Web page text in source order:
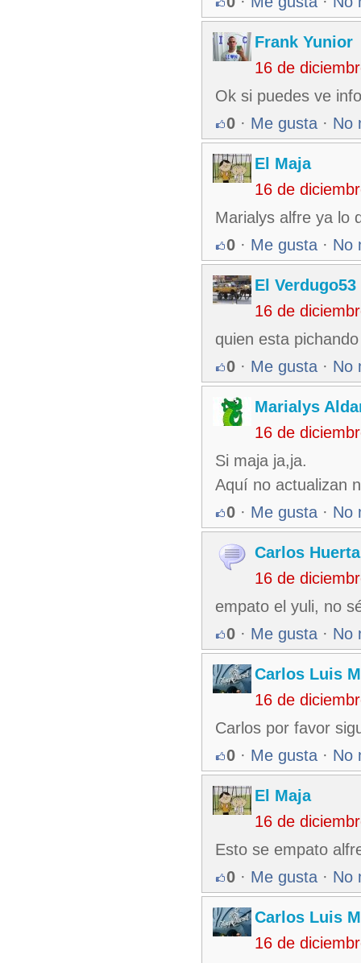
Frank Yunior
16 de
Ok si puedes ve
0 · Me gusta · No
El Maja
16 de
Marialys alfre ya lo
0 · Me gusta · No
El Verdugo53
16 de
quien esta
0 · Me gusta · No
Marialys
16 de
Si maja ja,ja.
Aquí no actualizan
0 · Me gusta · No
Carlos Huerta
16 de
empato el yuli, no
0 · Me gusta · No
Carlos Luis
16 de
Carlos por favor
0 · Me gusta · No
El Maja
16 de
Esto se empato
0 · Me gusta · No
Carlos Luis
16 de